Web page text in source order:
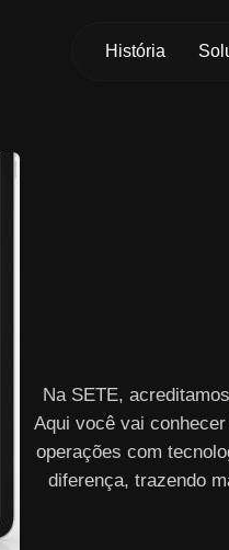
História
Na SETE,
Aqui você vai
operações com
diferença, trazendo